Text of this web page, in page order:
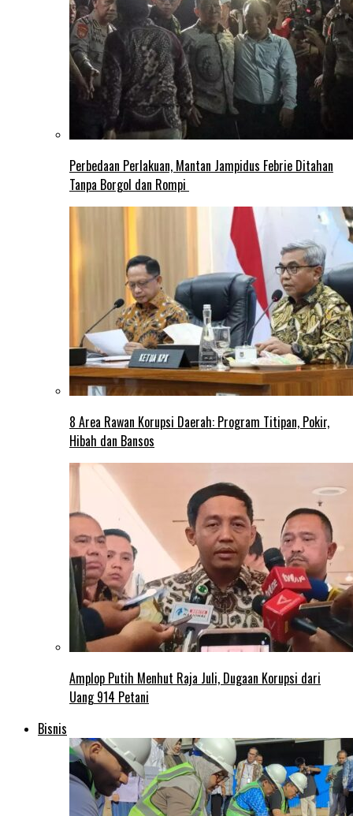
Perbedaan Perlakuan, Mantan Jampidus Febrie Ditahan
Tanpa Borgol dan Rompi
8 Area Rawan Korupsi Daerah: Program Titipan, Pokir,
Hibah dan Bansos
Amplop Putih Menhut Raja Juli, Dugaan Korupsi dari
Uang 914 Petani
Bisnis